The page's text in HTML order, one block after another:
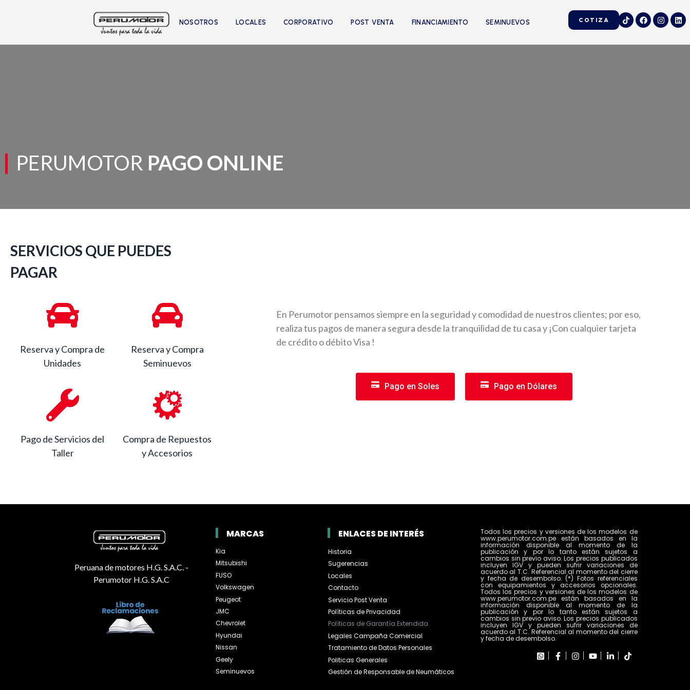
NOSOTROS LOCALES CORPORATIVO POST VENTA FINANCIAMIENTO SEMINUEVOS COTIZA
PERUMOTOR PAGO ONLINE
SERVICIOS QUE PUEDES
PAGAR
Reserva y Compra de
Unidades
Reserva y Compra
Seminuevos
Pago de Servicios del
Taller
Compra de Repuestos
y Accesorios
En Perumotor pensamos siempre en la seguridad y comodidad de nuestros clientes; por eso,
realiza tus pagos de manera segura desde la tranquilidad de tu casa y ¡Con cualquier tarjeta
de crédito o débito Visa !
Pago en Soles Pago en Dólares
Peruana de motores H.G. S.A.C. -
Perumotor H.G. S.A.C
MARCAS
Kia
Mitsubishi
FUSO
Volkswagen
Peugeot
JMC
Chevrolet
Hyundai
Nissan
Geely
Seminuevos
ENLACES DE INTERÉS
Historia
Sugerencias
Locales
Contacto
Servicio Post Venta
Políticas de Privacidad
Políticas de Garantía Extendida
Legales Campaña Comercial
Tratamiento de Datos Personales
Politicas Generales
Gestión de Responsable de Neumáticos
Todos los precios y versiones de los modelos de
www.perumotor.com.pe están basados en la
información disponible al momento de la
publicación y por lo tanto están sujetos a
cambios sin previo aviso. Los precios publicados
incluyen IGV y pueden sufrir variaciones de
acuerdo al T.C. Referencial al momento del cierre
y fecha de desembolso. (*) Fotos referenciales
con equipamientos y accesorios opcionales.
Todos los precios y versiones de los modelos de
www.perumotor.com.pe están basados en la
información disponible al momento de la
publicación y por lo tanto están sujetos a
cambios sin previo aviso. Los precios publicados
incluyen IGV y pueden sufrir variaciones de
acuerdo al T.C. Referencial al momento del cierre
y fecha de desembolso.